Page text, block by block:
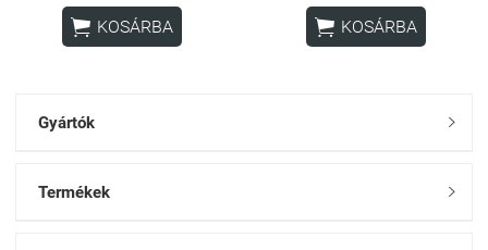
 KOSÁRBA  KOSÁRBA
Gyártók 
Termékek 